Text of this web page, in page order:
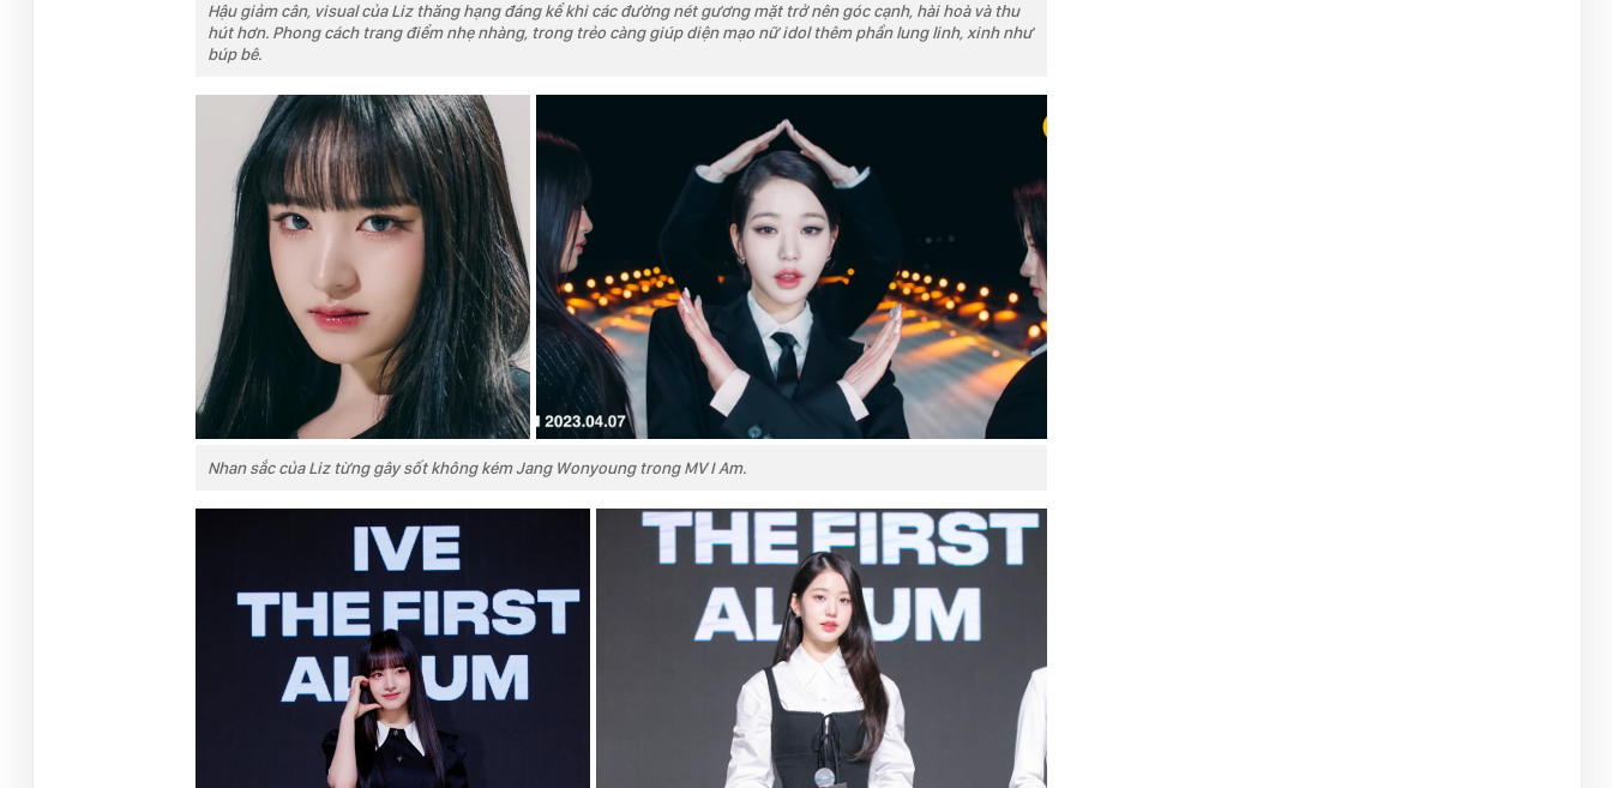
Hậu giảm cân, visual của Liz thăng hạng đáng kể khi các đường nét gương mặt trở nên góc cạnh, hài hoà và thu
hút hơn. Phong cách trang điểm nhẹ nhàng, trong trẻo càng giúp diện mạo nữ idol thêm phần lung linh, xinh như
búp bê.
Nhan sắc của Liz từng gây sốt không kém Jang Wonyoung trong MV I Am.